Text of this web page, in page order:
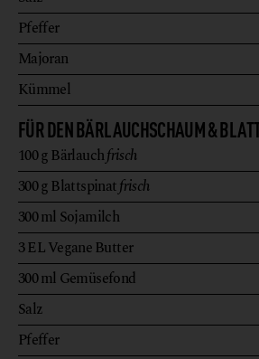
Pfeffer
Majoran
Kümmel
FÜR DEN BÄRLAUCHSCHAUM &
100g Bärlauchfrisch
300g Blattspinatfrisch
300ml Sojamilch
3ELVegane Butter
300ml Gemüsefond
Salz
Pfeffer